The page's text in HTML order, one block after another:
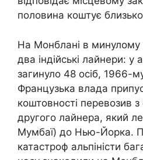
половина коштує
На Монблані в минулому
два індійські лайнери: у
загинуло 48 осіб, 1966-
Французька влада
коштовності перевозив
другого лайнера, який
Мумбаї) до Нью-Йорка.
катастроф альпіністи